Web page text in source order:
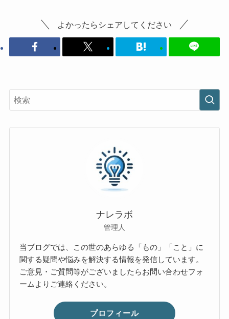
よかったらシェアしてください
ナレラボ
管理人
当ブログでは、この世のあらゆる「もの」「こと」に
関する疑問や悩みを解決する情報を発信しています。
ご意見・ご質問等がございましたらお問い合わせフォ
ームよりご連絡ください。
プロフィール